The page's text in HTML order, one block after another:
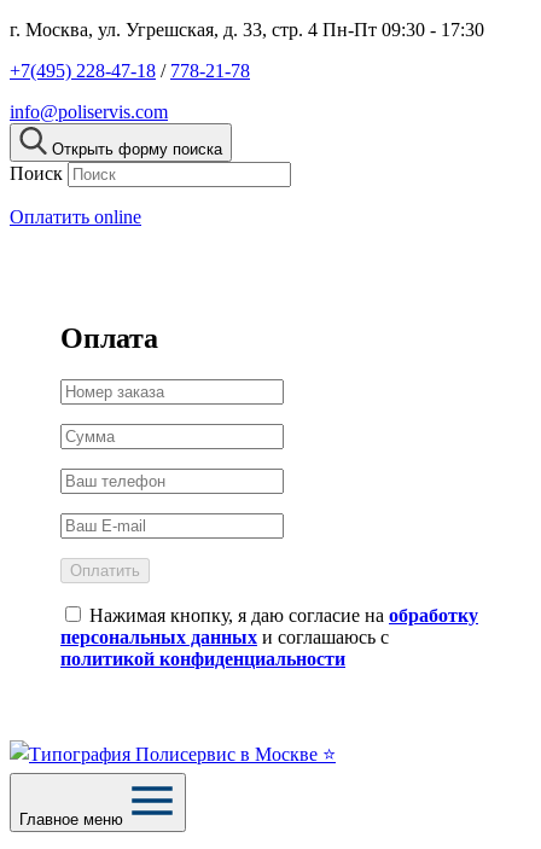
г. Москва, ул. Угрешская, д. 33, стр. 4 Пн-Пт 09:30 - 17:30
+7(495) 228-47-18 / 778-21-78
info@poliservis.com
Открыть форму поиска
Поиск
Оплатить online
Оплата
Оплатить
Нажимая кнопку, я даю согласие на обработку
персональных данных и соглашаюсь с
политикой конфиденциальности
Главное меню